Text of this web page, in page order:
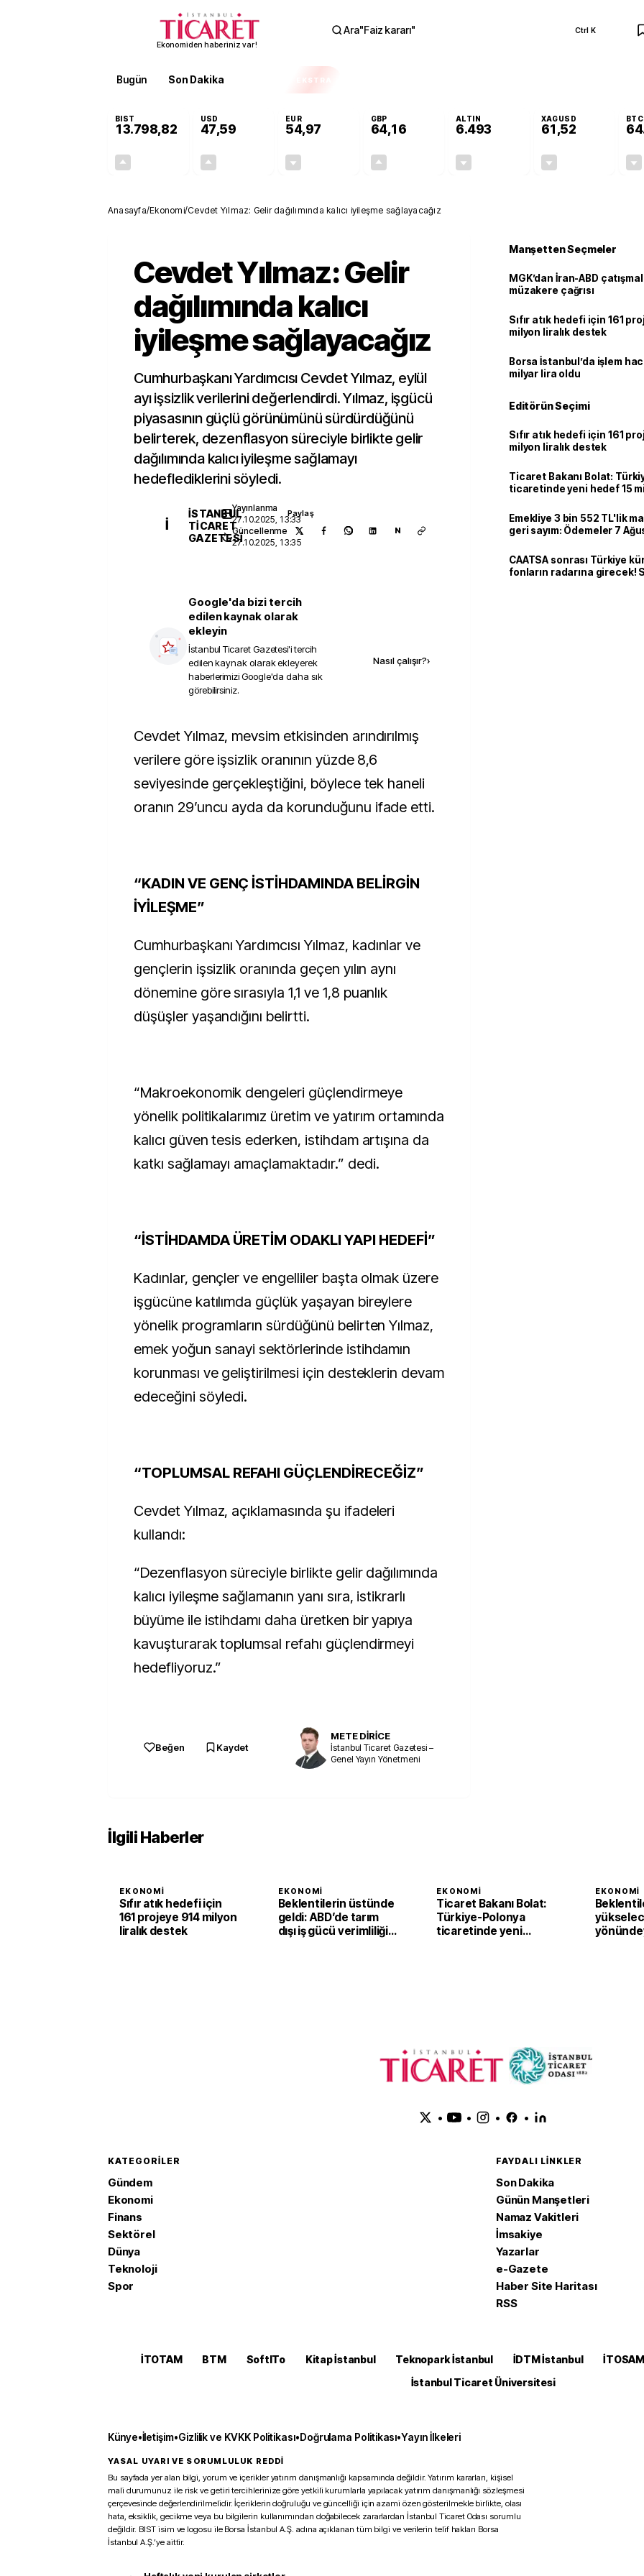
Ekonomiden haberiniz var!
Ara"Faiz kararı" Ctrl K
Bugün Son Dakika EKSTRA
BIST
13.798,82
USD
47,59
EUR
54,97
GBP
64,16
ALTIN
6.493
XAGUSD
61,52
BTC
Anasayfa/Ekonomi/Cevdet Yılmaz: Gelir dağılımında kalıcı iyileşme sağlayacağız
Cevdet Yılmaz: Gelir
dağılımında kalıcı
iyileşme sağlayacağız
Cumhurbaşkanı Yardımcısı Cevdet Yılmaz, eylül
ayı işsizlik verilerini değerlendirdi. Yılmaz, işgücü
piyasasının güçlü görünümünü sürdürdüğünü
belirterek, dezenflasyon süreciyle birlikte gelir
dağılımında kalıcı iyileşme sağlamayı
hedeflediklerini söyledi.
İ
İSTANBUL
TICARET
GAZETESI
Yayınlanma
27.10.2025, 13:33
Güncellenme
27.10.2025, 13:35
Paylaş
N
Google'da bizi tercih
edilen kaynak olarak
ekleyin
İstanbul Ticaret Gazetesi'i tercih
edilen kaynak olarak ekleyerek
haberlerimizi Google'da daha sık
görebilirsiniz.
Nasıl çalışır?›
Cevdet Yılmaz, mevsim etkisinden arındırılmış
verilere göre işsizlik oranının yüzde 8,6
seviyesinde gerçekleştiğini, böylece tek haneli
oranın 29’uncu ayda da korunduğunu ifade etti.
“KADIN VE GENÇ İSTİHDAMINDA BELİRGİN
İYİLEŞME”
Cumhurbaşkanı Yardımcısı Yılmaz, kadınlar ve
gençlerin işsizlik oranında geçen yılın aynı
dönemine göre sırasıyla 1,1 ve 1,8 puanlık
düşüşler yaşandığını belirtti.
“Makroekonomik dengeleri güçlendirmeye
yönelik politikalarımız üretim ve yatırım ortamında
kalıcı güven tesis ederken, istihdam artışına da
katkı sağlamayı amaçlamaktadır.” dedi.
“İSTİHDAMDA ÜRETİM ODAKLI YAPI HEDEFİ”
Kadınlar, gençler ve engelliler başta olmak üzere
işgücüne katılımda güçlük yaşayan bireylere
yönelik programların sürdüğünü belirten Yılmaz,
emek yoğun sanayi sektörlerinde istihdamın
korunması ve geliştirilmesi için desteklerin devam
edeceğini söyledi.
“TOPLUMSAL REFAHI GÜÇLENDİRECEĞİZ”
Cevdet Yılmaz, açıklamasında şu ifadeleri
kullandı:
“Dezenflasyon süreciyle birlikte gelir dağılımında
kalıcı iyileşme sağlamanın yanı sıra, istikrarlı
büyüme ile istihdamı daha üretken bir yapıya
kavuşturarak toplumsal refahı güçlendirmeyi
hedefliyoruz.”
Beğen Kaydet
METE DİRİCE
İstanbul Ticaret Gazetesi –
Genel Yayın Yönetmeni
Manşetten Seçmeler
MGK’dan İran-ABD
müzakere çağrısı
Sıfır atık hedefi için 161
milyon liralık destek
Borsa İstanbul’da işlem
milyar lira oldu
Editörün Seçimi
Sıfır atık hedefi için 161
milyon liralık destek
Ticaret Bakanı Bolat:
ticaretinde yeni hedef 15
Emekliye 3 bin 552 TL'lik
geri sayım: Ödemeler 7
CAATSA sonrası Türkiye
fonların radarına girecek!
İlgili Haberler
EKONOMI
Sıfır atık hedefi için
161 projeye 914 milyon
liralık destek
EKONOMI
Beklentilerin üstünde
geldi: ABD’de tarım
dışı iş gücü verimliliği
EKONOMI
Ticaret Bakanı Bolat:
Türkiye-Polonya
ticaretinde yeni
EKONOMI
• • • •
KATEGORILER
Gündem
Ekonomi
Finans
Sektörel
Dünya
Teknoloji
Spor
FAYDALI LINKLER
Son Dakika
Günün Manşetleri
Namaz Vakitleri
İmsakiye
Yazarlar
e-Gazete
Haber Site Haritası
RSS
İTOTAM BTM SoftITo Kitap İstanbul Teknopark İstanbul İDTM İstanbul İTOSAM
İstanbul Ticaret Üniversitesi
Künye•İletişim•Gizlilik ve KVKK Politikası•Doğrulama Politikası•Yayın İlkeleri
YASAL UYARI VE SORUMLULUK REDDİ
Bu sayfada yer alan bilgi, yorum ve içerikler yatırım danışmanlığı kapsamında değildir. Yatırım kararları, kişisel
mali durumunuz ile risk ve getiri tercihlerinize göre yetkili kurumlarla yapılacak yatırım danışmanlığı sözleşmesi
çerçevesinde değerlendirilmelidir. İçeriklerin doğruluğu ve güncelliği için azami özen gösterilmekle birlikte, olası
hata, eksiklik, gecikme veya bu bilgilerin kullanımından doğabilecek zararlardan İstanbul Ticaret Odası sorumlu
değildir. BIST isim ve logosu ile Borsa İstanbul A.Ş. adına açıklanan tüm bilgi ve verilerin telif hakları Borsa
İstanbul A.Ş.’ye aittir.